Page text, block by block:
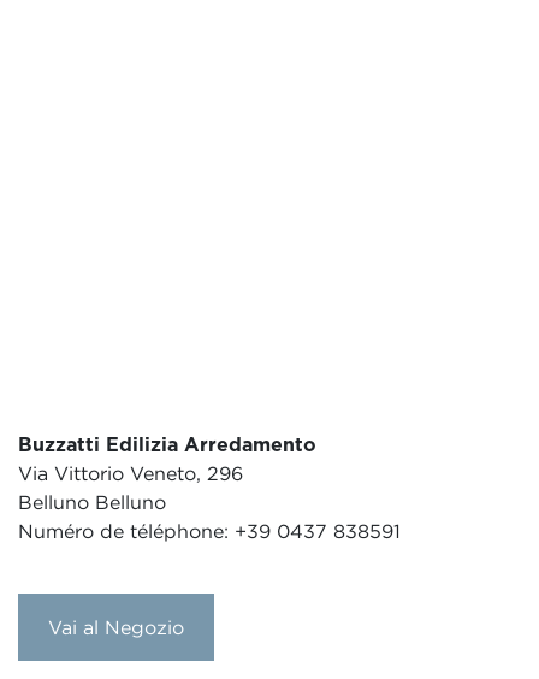
Buzzatti Edilizia Arredamento
Via Vittorio Veneto, 296
Belluno Belluno
Numéro de téléphone: +39 0437 838591
Vai al Negozio